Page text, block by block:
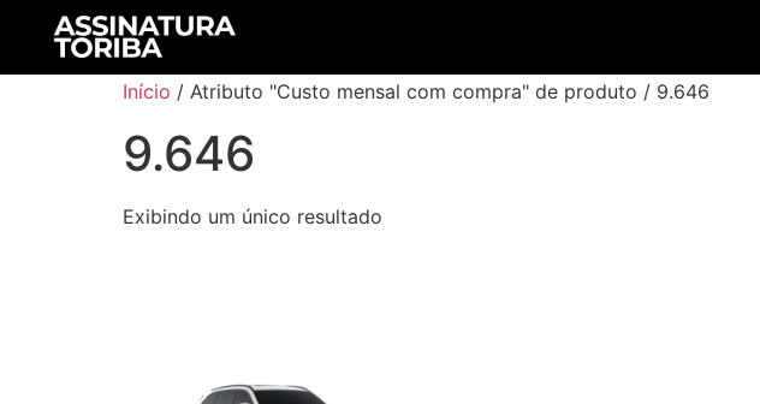
Início / Atributo "Custo mensal com compra" de produto / 9.646
9.646
Exibindo um único resultado